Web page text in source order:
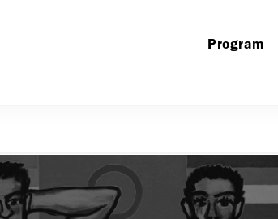
Program